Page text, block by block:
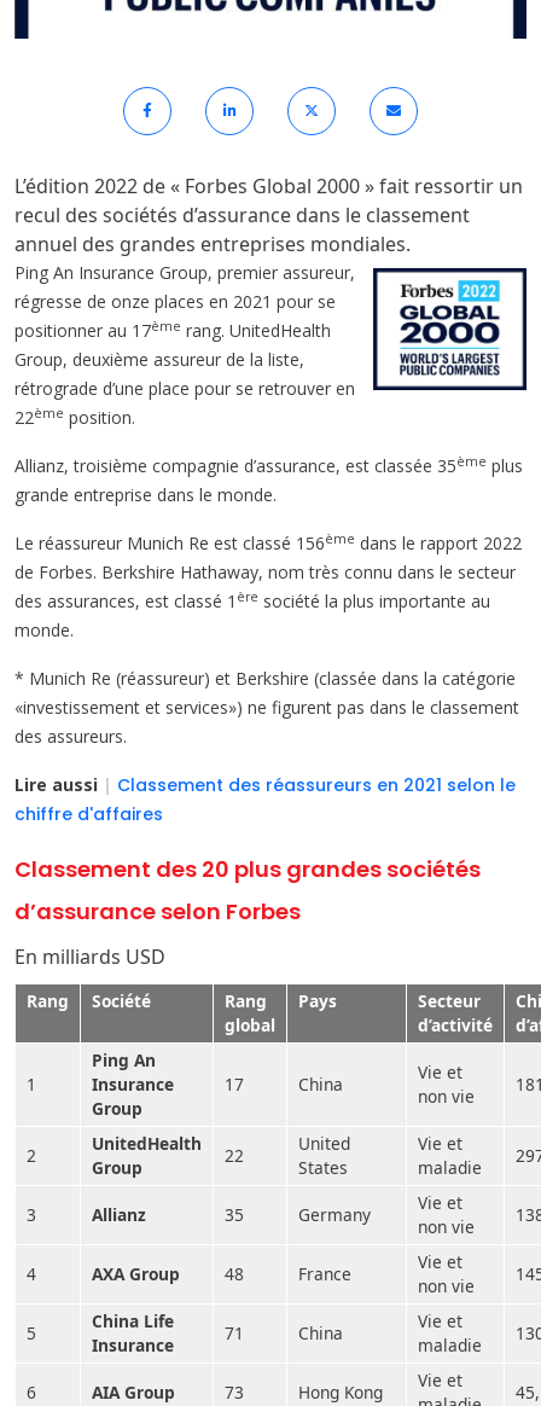
L’édition 2022 de « Forbes Global 2000 » fait ressortir un
recul des sociétés d’assurance dans le classement
annuel des grandes entreprises mondiales.
Ping An Insurance Group, premier assureur,
régresse de onze places en 2021 pour se
positionner au 17ème rang. UnitedHealth
Group, deuxième assureur de la liste,
rétrograde d’une place pour se retrouver en
22ème position.
Allianz, troisième compagnie d’assurance, est classée 35ème plus
grande entreprise dans le monde.
Le réassureur Munich Re est classé 156ème dans le rapport 2022
de Forbes. Berkshire Hathaway, nom très connu dans le secteur
des assurances, est classé 1 ère société la plus importante au
monde.
* Munich Re (réassureur) et Berkshire (classée dans la catégorie
«investissement et services») ne figurent pas dans le classement
des assureurs.
Lire aussi | Classement des réassureurs en 2021 selon le
chiffre d'affaires
Classement des 20 plus grandes sociétés
d’assurance selon Forbes
En milliards USD
Rang Société
Rang
global
Pays
Secteur
d’activité
1
Ping An
Insurance
Group
17 China
Vie et
non vie
2
UnitedHealth
Group
22
United
States
Vie et
maladie
3 Allianz 35 Germany
Vie et
non vie
4 AXA Group 48 France
Vie et
non vie
5
China Life
Insurance
71 China
Vie et
maladie
6 AIA Group 73 Hong Kong
Vie et